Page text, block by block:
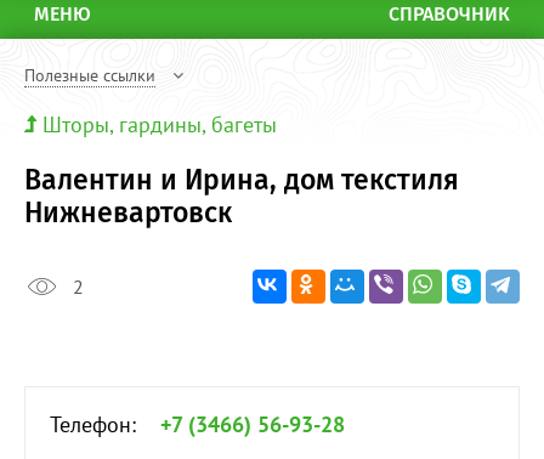
МЕНЮ СПРАВОЧНИК
Полезные ссылки
Шторы, гардины, багеты
Валентин и Ирина, дом текстиля
Нижневартовск
2
Телефон:
+7 (3466) 56-93-28